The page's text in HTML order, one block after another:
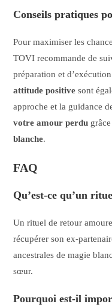
Conseils pratiques
Pour maximiser les
TOVI recommande de
préparation et
attitude positive sont
approche et la guidance
votre amour perdu
blanche.
FAQ
Qu’est-ce qu’un
Un rituel de retour
récupérer son ex-
ancestrales de magie
sœur.
Pourquoi est-il